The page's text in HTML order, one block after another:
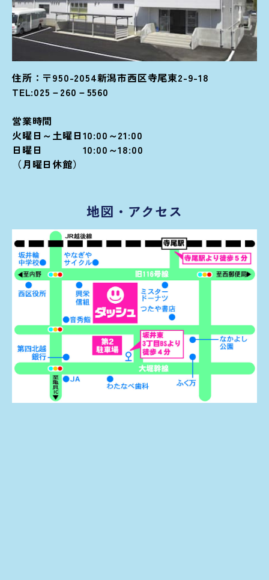
住所：〒950-2054新潟市西区寺尾東2-9-18
TEL:025－260－5560
営業時間
火曜日～土曜日10:00～21:00
日曜日 10:00～18:00
（月曜日休館）
地図・アクセス